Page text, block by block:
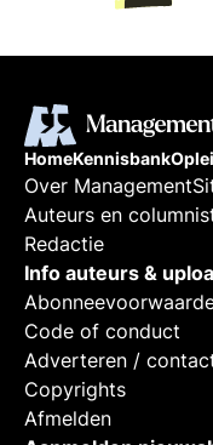
HomeKennisbank
Over
Auteurs en
Redactie
Info auteurs &
Code of conduct
Adverteren /
Copyrights
Afmelden